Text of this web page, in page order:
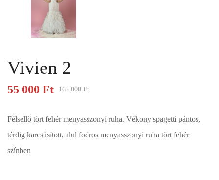
Vivien 2
165 000Ft
55 000 Ft
Félsellő tört fehér menyasszonyi ruha. Vékony spagetti pántos,
térdig karcsúsított, alul fodros menyasszonyi ruha tört fehér
színben